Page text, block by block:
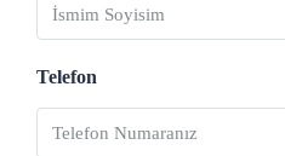
Telefon